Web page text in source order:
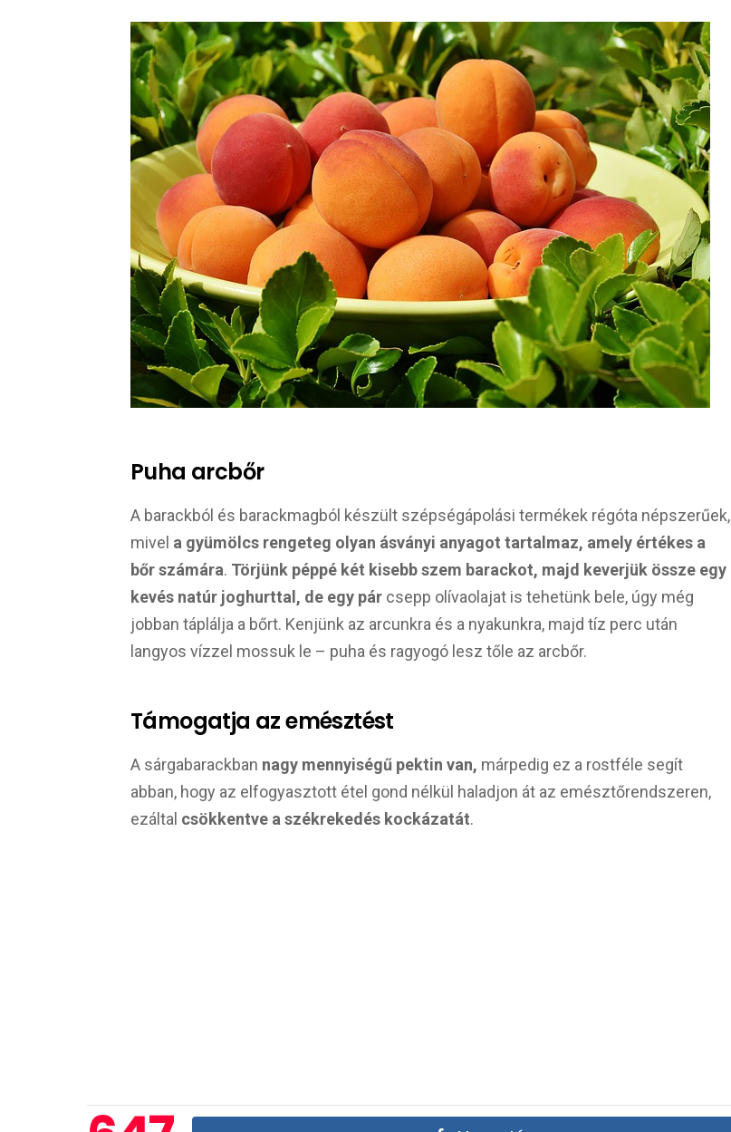
Puha arcbőr
A barackból és barackmagból készült szépségápolási termékek régóta népszerűek,
mivel a gyümölcs rengeteg olyan ásványi anyagot tartalmaz, amely értékes a
bőr számára. Törjünk péppé két kisebb szem barackot, majd keverjük össze egy
kevés natúr joghurttal, de egy pár csepp olívaolajat is tehetünk bele, úgy még
jobban táplálja a bőrt. Kenjünk az arcunkra és a nyakunkra, majd tíz perc után
langyos vízzel mossuk le – puha és ragyogó lesz tőle az arcbőr.
Támogatja az emésztést
A sárgabarackban nagy mennyiségű pektin van, márpedig ez a rostféle segít
abban, hogy az elfogyasztott étel gond nélkül haladjon át az emésztőrendszeren,
ezáltal csökkentve a székrekedés kockázatát.